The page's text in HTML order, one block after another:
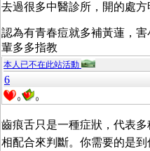
去過很多中醫診所，開的處方
認為有青春痘就多補黃蓮，
輩多多指教
本人已不在此站活動
6
0 0
齒痕舌只是一種症狀，代表
相配合來判斷。你需要的是